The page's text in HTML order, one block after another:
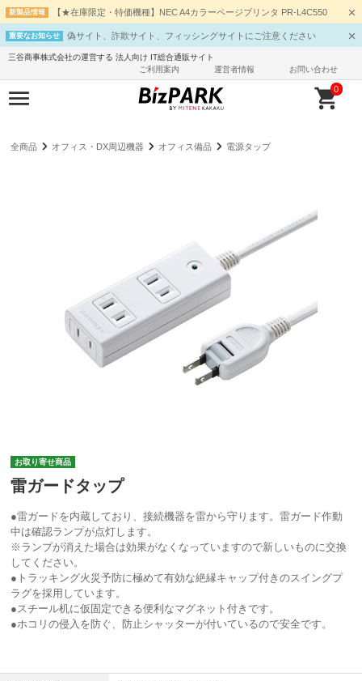
新製品情報 【★在庫限定・特価機種】NEC A4カラーページプリンタ PR-L4C550
重要なお知らせ 偽サイト、詐欺サイト、フィッシングサイトにご注意ください
三谷商事株式会社の運営する 法人向け IT総合通販サイト
ご利用案内
運営者情報 お問い合わせ
0
全商品 オフィス・DX周辺機器 オフィス備品 電源タップ
お取り寄せ商品
雷ガードタップ
●雷ガードを内蔵しており、接続機器を雷から守ります。雷ガード作動
中は確認ランプが点灯します。
※ランプが消えた場合は効果がなくなっていますので新しいものに交換
してください。
●トラッキング火災予防に極めて有効な絶縁キャップ付きのスイングプ
ラグを採用しています。
●スチール机に仮固定できる便利なマグネット付きです。
●ホコリの侵入を防ぐ、防止シャッターが付いているので安全です。